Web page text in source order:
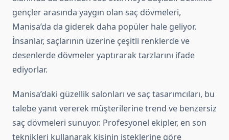
gençler arasında yaygın olan saç dövmeleri,
Manisa’da da giderek daha popüler hale geliyor.
İnsanlar, saçlarının üzerine çeşitli renklerde ve
desenlerde dövmeler yaptırarak tarzlarını ifade
ediyorlar.
Manisa’daki güzellik salonları ve saç tasarımcıları, bu
talebe yanıt vererek müşterilerine trend ve benzersiz
saç dövmeleri sunuyor. Profesyonel ekipler, en son
teknikleri kullanarak kişinin isteklerine göre